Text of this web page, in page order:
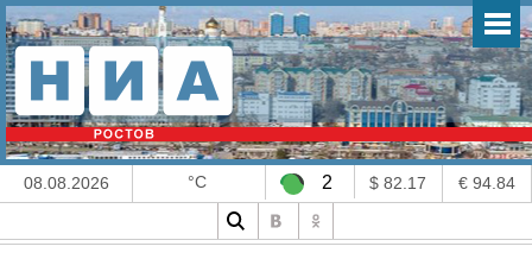
08.08.2026 °C 2 $ 82.17 € 94.84